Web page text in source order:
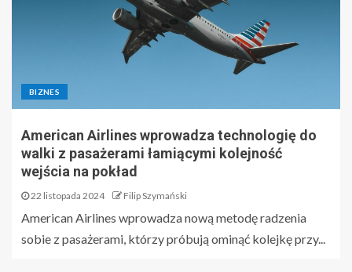
BIZNES
American Airlines wprowadza technologię do
walki z pasażerami łamiącymi kolejność
wejścia na pokład
22 listopada 2024 Filip Szymański
American Airlines wprowadza nową metodę radzenia
sobie z pasażerami, którzy próbują ominąć kolejkę przy...